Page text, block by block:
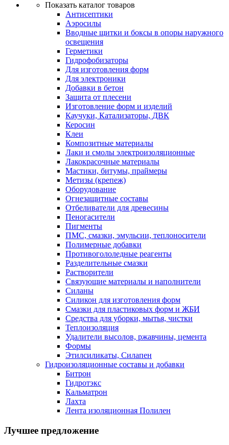
Показать каталог товаров
Антисептики
Аэросилы
Вводные щитки и боксы в опоры наружного
освещения
Герметики
Гидрофобизаторы
Для изготовления форм
Для электроники
Добавки в бетон
Защита от плесени
Изготовление форм и изделий
Каучуки, Катализаторы, ДВК
Керосин
Клеи
Композитные материалы
Лаки и смолы электроизоляционные
Лакокрасочные материалы
Мастики, битумы, праймеры
Метизы (крепеж)
Оборудование
Огнезащитные составы
Отбеливатели для древесины
Пеногасители
Пигменты
ПМС, смазки, эмульсии, теплоносители
Полимерные добавки
Противогололедные реагенты
Разделительные смазки
Растворители
Связующие материалы и наполнители
Силаны
Силикон для изготовления форм
Смазки для пластиковых форм и ЖБИ
Средства для уборки, мытья, чистки
Теплоизоляция
Удалители высолов, ржавчины, цемента
Формы
Этилсиликаты, Силапен
Гидроизоляционные составы и добавки
Битрон
Гидротэкс
Кальматрон
Лахта
Лента изоляционная Полилен
Лучшее предложение